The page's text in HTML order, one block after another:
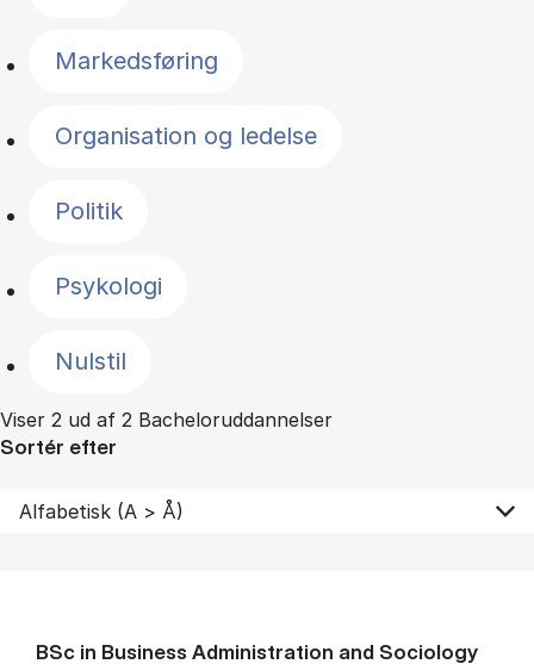
Markedsføring
Organisation og ledelse
Politik
Psykologi
Nulstil
Viser 2 ud af 2 Bacheloruddannelser
Sortér efter
BSc in Busi­ness Ad­min­is­tra­tion and So­ci­ology